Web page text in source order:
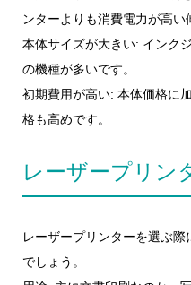
ンターよりも消費電力が高い
本体サイズが大きい: インク
の機種が多いです。
初期費用が高い: 本体価格に
格も高めです。
レーザープリン
レーザープリンターを選ぶ
でしょう。